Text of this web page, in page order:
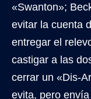
«Swanton»;
evitar la cuenta
entregar el
castigar a las
cerrar un «Dis-
evita, pero